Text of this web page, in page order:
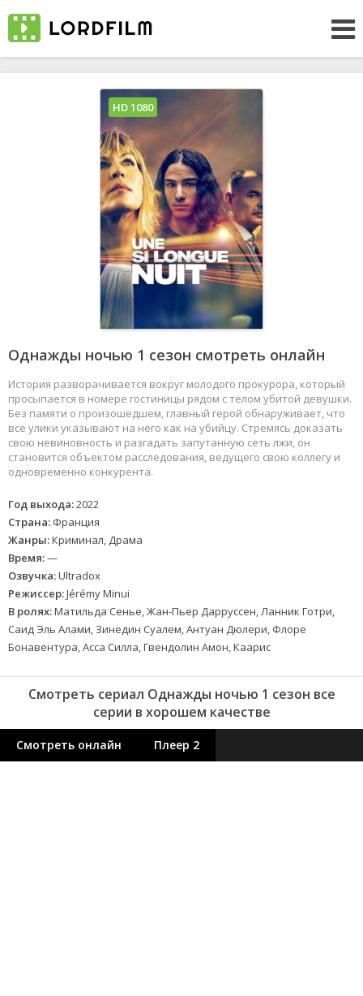
Однажды ночью 1 сезон смотреть онлайн
История разворачивается вокруг молодого прокурора, который
просыпается в номере гостиницы рядом с телом убитой девушки.
Без памяти о произошедшем, главный герой обнаруживает, что
все улики указывают на него как на убийцу. Стремясь доказать
свою невиновность и разгадать запутанную сеть лжи, он
становится объектом расследования, ведущего свою коллегу и
одновременно конкурента.
Год выхода:2022
Страна: Франция
Жанры:Криминал, Драма
Время:—
Озвучка:Ultradox
Режиссер:Jérémy Minui
В ролях:Матильда Сенье, Жан-Пьер Дарруссен, Ланник Готри,
Саид Эль Алами, Зинедин Суалем, Антуан Дюлери, Флоре
Бонавентура, Асса Силла, Гвендолин Амон, Каарис
HD 1080
Смотреть сериал Однажды ночью 1 сезон все
серии в хорошем качестве
Смотреть онлайн Плеер 2